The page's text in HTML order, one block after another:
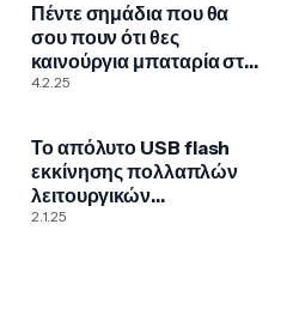
Πέντε σημάδια που θα
σου πουν ότι θες
καινούργια μπαταρία στο
κινητό
4.2.25
Το απόλυτο USB flash
εκκίνησης πολλαπλών
λειτουργικών
συστημάτων μέσω του
2.1.25